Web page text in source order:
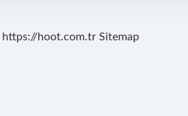
https://hoot.com.tr Sitemap